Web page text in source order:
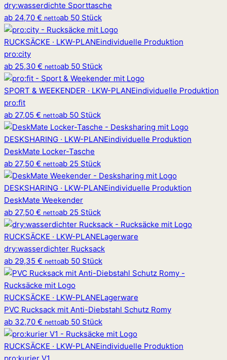
dry:wasserdichte Sporttasche
ab 24,70 € nettoab 50 Stück
RUCKSÄCKE · LKW-PLANEindividuelle Produktion
pro:city
ab 25,30 € nettoab 50 Stück
SPORT & WEEKENDER · LKW-PLANEindividuelle Produktion
pro:fit
ab 27,05 € nettoab 50 Stück
DESKSHARING · LKW-PLANEindividuelle Produktion
DeskMate Locker-Tasche
ab 27,50 € nettoab 25 Stück
DESKSHARING · LKW-PLANEindividuelle Produktion
DeskMate Weekender
ab 27,50 € nettoab 25 Stück
RUCKSÄCKE · LKW-PLANELagerware
dry:wasserdichter Rucksack
ab 29,35 € nettoab 50 Stück
RUCKSÄCKE · LKW-PLANELagerware
PVC Rucksack mit Anti-Diebstahl Schutz Romy
ab 32,70 € nettoab 50 Stück
RUCKSÄCKE · LKW-PLANEindividuelle Produktion